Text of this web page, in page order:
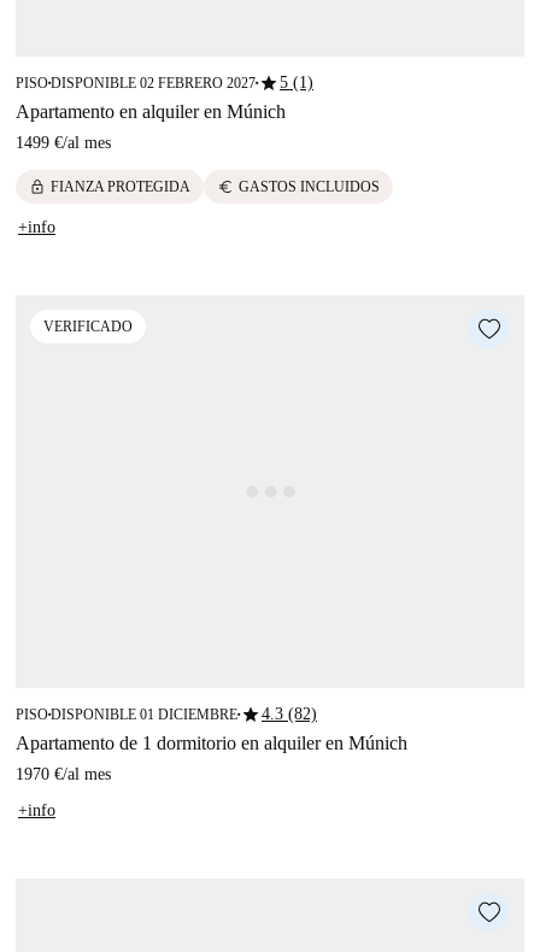
PISO■DISPONIBLE 02 FEBRERO 2027■star5 (1)
Apartamento en alquiler en Múnich
1499 €/al mes
lock FIANZA PROTEGIDA euro GASTOS INCLUIDOS
+info
VERIFICADO
PISO■DISPONIBLE 01 DICIEMBRE■star4.3 (82)
Apartamento de 1 dormitorio en alquiler en Múnich
1970 €/al mes
+info